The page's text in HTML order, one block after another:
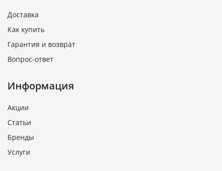
Доставка
Как купить
Гарантия и возврат
Вопрос-ответ
Информация
Акции
Статьи
Бренды
Услуги